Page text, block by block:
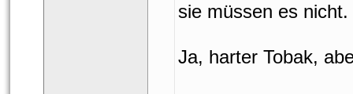
ie müssen es nicht.
Ja, harter Tobak,